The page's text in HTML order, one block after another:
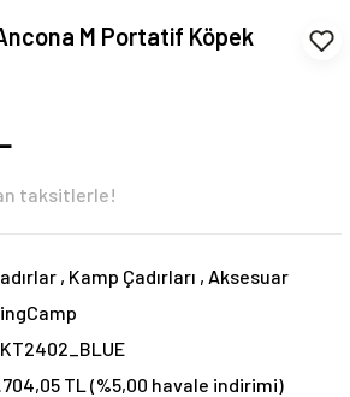
M Portatif Köpek
taksitlerle!
, Kamp Çadırları , Aksesuar
TL (%5,00 havale indirimi)